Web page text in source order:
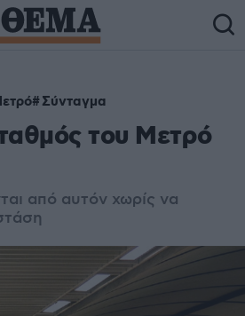
Σύνταγμα
του Μετρό
από αυτόν χωρίς να